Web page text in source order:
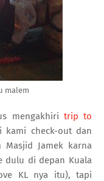
malem
mengakhiri trip to
kami check-out dan
Jamek karna
dulu di depan Kuala
KL nya itu), tapi